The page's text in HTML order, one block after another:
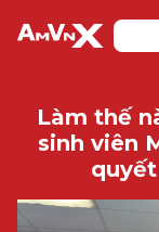
Làm thế
sinh viên